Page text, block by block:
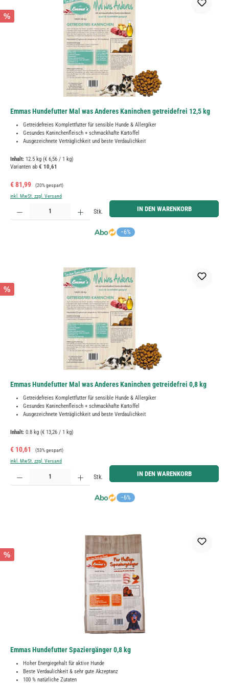
%
Emmas Hundefutter Mal was Anderes Kaninchen getreidefrei 12,5 kg
Getreidefreies Komplettfutter für sensible Hunde & Allergiker
Gesundes Kaninchenfleisch + schmackhafte Kartoffel
Ausgezeichnete Verträglichkeit und beste Verdaulichkeit
Inhalt: 12.5 kg (€ 6,56 / 1 kg)
Varianten ab € 10,61
Verkaufspreis:
€ 81,99 Regulärer Preis:
(20% gespart)
inkl. MwSt. zzgl. Versand
−6%
Produkt Anzahl: Gib den gewünschten Wert ein oder benutze die Schaltflächen um die Anzahl zu
Stk. IN DEN WARENKORB
%
Emmas Hundefutter Mal was Anderes Kaninchen getreidefrei 0,8 kg
Getreidefreies Komplettfutter für sensible Hunde & Allergiker
Gesundes Kaninchenfleisch + schmackhafte Kartoffel
Ausgezeichnete Verträglichkeit und beste Verdaulichkeit
Inhalt: 0.8 kg (€ 13,26 / 1 kg)
Verkaufspreis:
€ 10,61 Regulärer Preis:
(53% gespart)
inkl. MwSt. zzgl. Versand
−6%
Produkt Anzahl: Gib den gewünschten Wert ein oder benutze die Schaltflächen um die Anzahl zu
Stk. IN DEN WARENKORB
%
Emmas Hundefutter Spaziergänger 0,8 kg
Hoher Energiegehalt für aktive Hunde
Beste Verdaulichkeit & sehr gute Akzeptanz
100 % natürliche Zutaten